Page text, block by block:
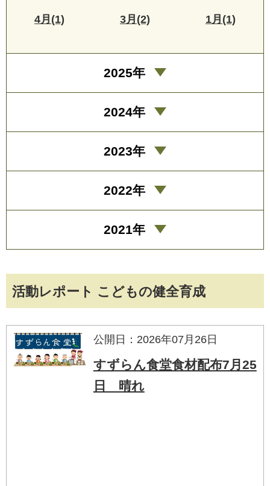
活動レポート こどもの健全育成
公開日：2026年07月26日
すずらん食堂食材配布7月25
日 晴れ
4月(1) 3月(2) 1月(1)
2025年
2024年
2023年
2022年
2021年